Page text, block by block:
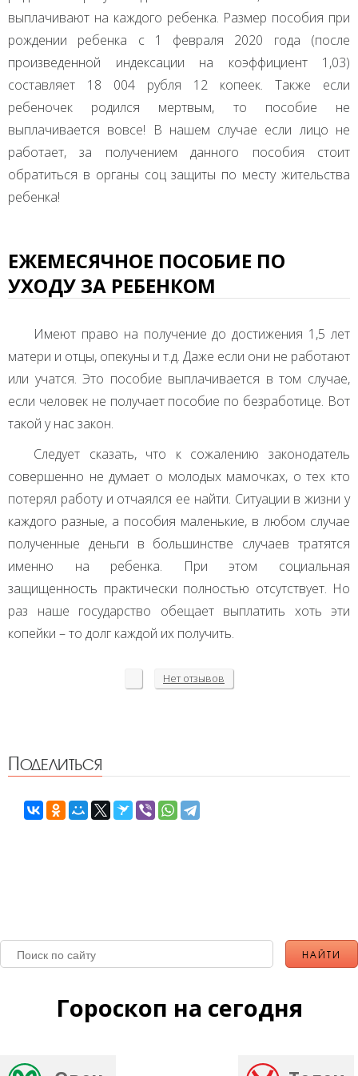
выплачивают на каждого ребенка. Размер пособия при
рождении ребенка с 1 февраля 2020 года (после
произведенной индексации на коэффициент 1,03)
составляет 18 004 рубля 12 копеек. Также если
ребеночек родился мертвым, то пособие не
выплачивается вовсе! В нашем случае если лицо не
работает, за получением данного пособия стоит
обратиться в органы соц защиты по месту жительства
ребенка!
ЕЖЕМЕСЯЧНОЕ ПОСОБИЕ ПО
УХОДУ ЗА РЕБЕНКОМ
Имеют право на получение до достижения 1,5 лет
матери и отцы, опекуны и т.д. Даже если они не работают
или учатся. Это пособие выплачивается в том случае,
если человек не получает пособие по безработице. Вот
такой у нас закон.
Следует сказать, что к сожалению законодатель
совершенно не думает о молодых мамочках, о тех кто
потерял работу и отчаялся ее найти. Ситуации в жизни у
каждого разные, а пособия маленькие, в любом случае
полученные деньги в большинстве случаев тратятся
именно на ребенка. При этом социальная
защищенность практически полностью отсутствует. Но
раз наше государство обещает выплатить хоть эти
копейки – то долг каждой их получить.
Нет отзывов
Поделиться
Гороскоп на сегодня